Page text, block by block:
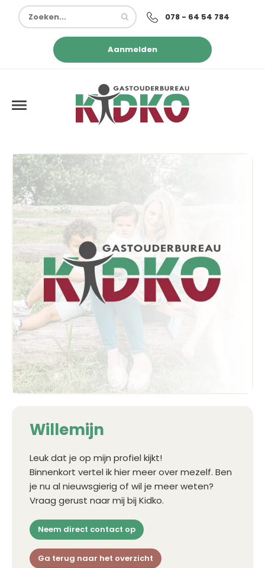
078 - 64 54 784
Aanmelden
Willemijn
Leuk dat je op mijn profiel kijkt!
Binnenkort vertel ik hier meer over mezelf. Ben
je nu al nieuwsgierig of wil je meer weten?
Vraag gerust naar mij bij Kidko.
Neem direct contact op
Ga terug naar het overzicht